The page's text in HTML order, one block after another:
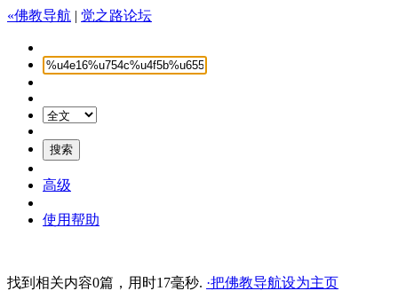
«佛教导航 | 觉之路论坛
高级
使用帮助
找到相关内容0篇，用时17毫秒. ·把佛教导航设为主页